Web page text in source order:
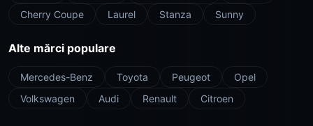
Cherry Coupe
Laurel Stanza Sunny
Alte mărci populare
Mercedes-Benz Toyota Peugeot
Opel
Volkswagen
Audi Renault Citroen